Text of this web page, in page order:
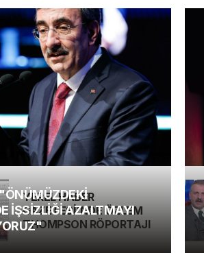
İŞSİZLİĞİ AZALTMAYI
YEREL HABER
GAZETESİ'NDE ÖZLEM
THOMPSON RÖPORTAJI